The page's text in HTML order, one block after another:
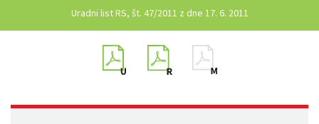
Uradni list RS, št. 47/2011 z dne 17. 6. 2011